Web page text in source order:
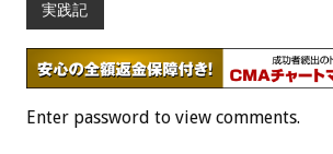
実践記
Enter password to view comments.